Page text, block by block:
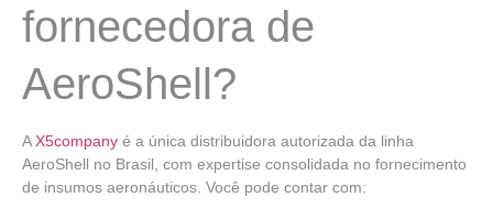
fornecedora de
AeroShell?
AX5company é a única distribuidora autorizada da linha
AeroShell no Brasil, com expertise consolidada no fornecimento
de insumos aeronáuticos. Você pode contar com: